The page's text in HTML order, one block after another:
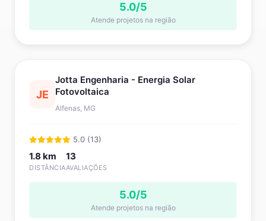
5.0/5
Atende projetos na região
JE
Jotta Engenharia - Energia Solar
Fotovoltaica
Alfenas, MG
5.0 (13)
1.8 km
DISTÂNCIA
13
AVALIAÇÕES
5.0/5
Atende projetos na região